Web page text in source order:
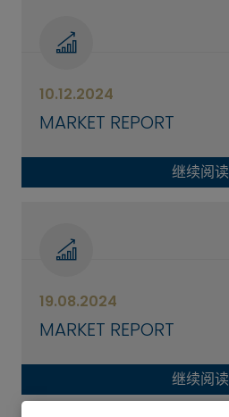
10.12.2024
MARKET REPORT
继续阅读
19.08.2024
MARKET REPORT
继续阅读